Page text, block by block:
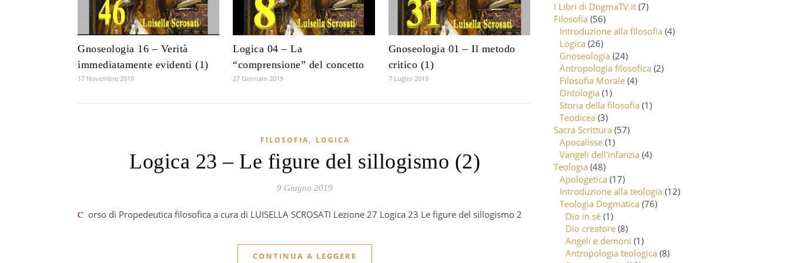
Gnoseologia 16 – Verità
immediatamente evidenti (1)
17 Novembre 2019
Logica 04 – La
“comprensione” del concetto
27 Gennaio 2019
Gnoseologia 01 – Il metodo
critico (1)
7 Luglio 2019
FILOSOFIA, LOGICA
Logica 23 – Le figure del sillogismo (2)
9 Giugno 2019
Corso di Propedeutica filosofica a cura di LUISELLA SCROSATI Lezione 27 Logica 23 Le figure del sillogismo 2
CONTINUA A LEGGERE
I Libri di DogmaTV.it (7)
Filosofia (56)
Introduzione alla filosofia (4)
Logica (26)
Gnoseologia (24)
Antropologia filosofica (2)
Filosofia Morale (4)
Ontologia (1)
Storia della filosofia (1)
Teodicea (3)
Sacra Scrittura (57)
Apocalisse (1)
Vangeli dell'infanzia (4)
Teologia (48)
Apologetica (17)
Introduzione alla teologia (12)
Teologia Dogmatica (76)
Dio in sé (1)
Dio creatore (8)
Angeli e demoni (1)
Antropologia teologica (8)